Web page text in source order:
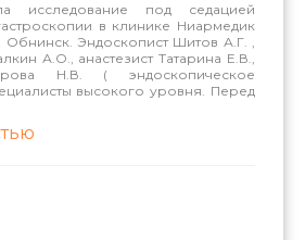
исследование под седацией
в клинике Ниармедик
Обнинск. Эндоскопист Шитов А.Г. ,
А.О., анастезист Татарина Е.В.,
Н.В. ( эндоскопическое
высокого уровня. Перед